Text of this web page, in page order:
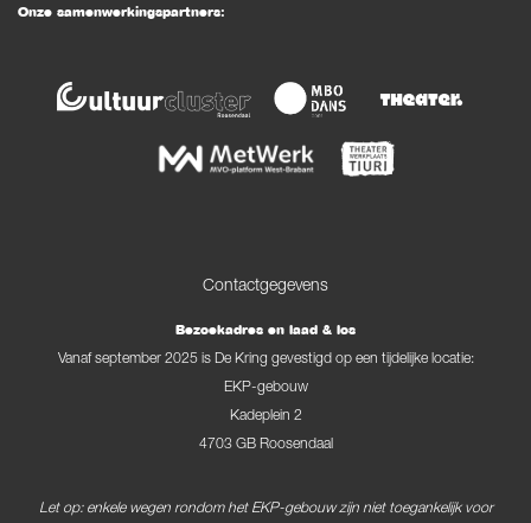
Onze samenwerkingspartners:
Contactgegevens
Bezoekadres en laad & los
Vanaf september 2025 is De Kring gevestigd op een tijdelijke locatie:
EKP-gebouw
Kadeplein 2
4703 GB Roosendaal
Let op: enkele wegen rondom het EKP-gebouw zijn niet toegankelijk voor